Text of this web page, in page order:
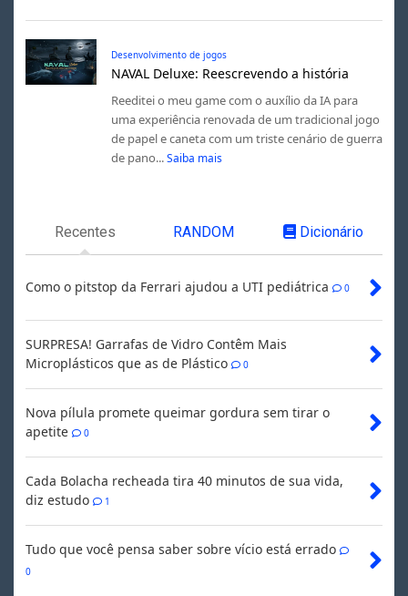
Desenvolvimento de jogos
NAVAL Deluxe: Reescrevendo a história
Reeditei o meu game com o auxílio da IA para
uma experiência renovada de um tradicional jogo
de papel e caneta com um triste cenário de guerra
de pano... Saiba mais
Recentes RANDOM Dicionário
Como o pitstop da Ferrari ajudou a UTI pediátrica 0
SURPRESA! Garrafas de Vidro Contêm Mais
Microplásticos que as de Plástico
0
Nova pílula promete queimar gordura sem tirar o
apetite
0
Cada Bolacha recheada tira 40 minutos de sua vida,
diz estudo
1
Tudo que você pensa saber sobre vício está errado
0